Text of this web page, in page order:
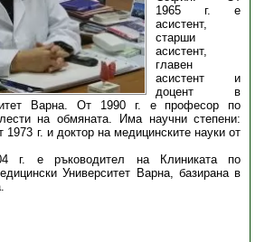
1965 г. е
асистент,
старши
асистент,
главен
асистент и
доцент в
Варна. От 1990 г. е професор по
на обмяната. Има научни степени:
1973 г. и доктор на медицинските науки от
г. е ръководител на Клиниката по
Университет Варна, базирана в